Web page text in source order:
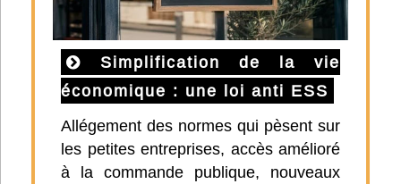
Simplification de la vie
économique : une loi anti ESS
Allégement des normes qui pèsent sur
les petites entreprises, accès amélioré
à la commande publique, nouveaux